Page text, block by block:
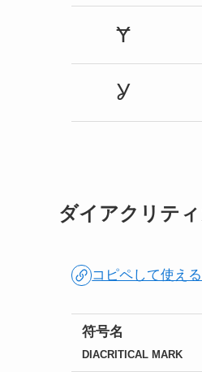
Ɏ
Ỿ
ダイアクリテ
コピペして使え
符号名
DIACRITICAL MARK